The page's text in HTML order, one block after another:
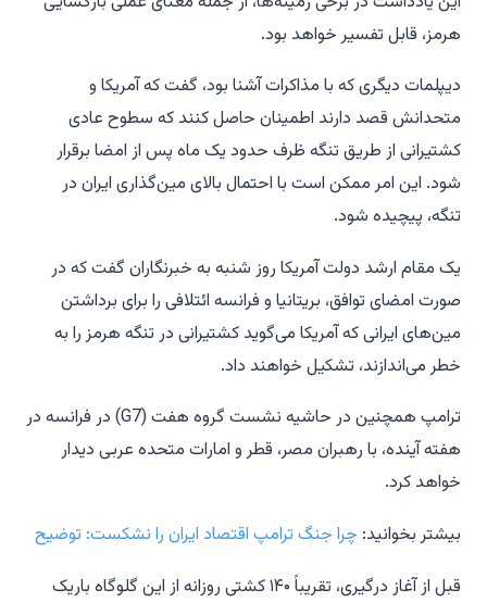
هرمز، قابل تفسیر خواهد بود.
دیپلمات دیگری که با مذاکرات آشنا بود، گفت که آمریکا و
متحدانش قصد دارند اطمینان حاصل کنند که سطوح عادی
کشتیرانی از طریق تنگه ظرف حدود یک ماه پس از امضا برقرار
شود. این امر ممکن است با احتمال بالای مین‌گذاری ایران در
تنگه، پیچیده شود.
یک مقام ارشد دولت آمریکا روز شنبه به خبرنگاران گفت که در
صورت امضای توافق، بریتانیا و فرانسه ائتلافی را برای برداشتن
مین‌های ایرانی که آمریکا می‌گوید کشتیرانی در تنگه هرمز را به
خطر می‌اندازند، تشکیل خواهند داد.
ترامپ همچنین در حاشیه نشست گروه هفت (G7) در فرانسه در
هفته آینده، با رهبران مصر، قطر و امارات متحده عربی دیدار
خواهد کرد.
بیشتر بخوانید: چرا جنگ ترامپ اقتصاد ایران را نشکست: توضیح
قبل از آغاز درگیری، تقریباً ۱۴۰ کشتی روزانه از این گلوگاه باریک